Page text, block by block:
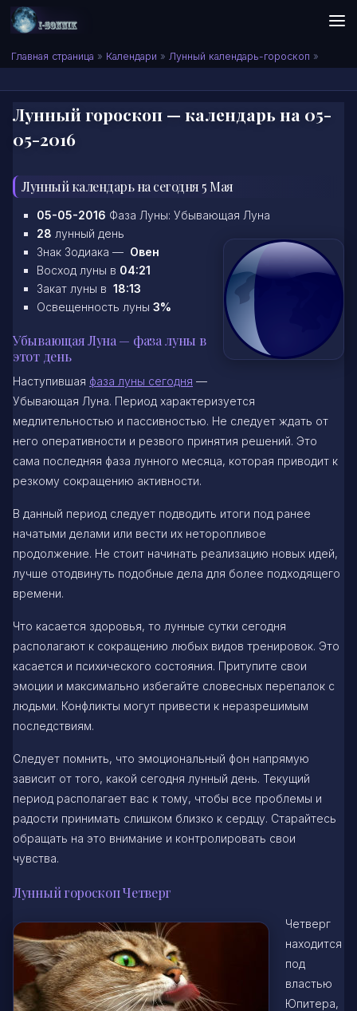
Skip to content
Сонник I-SONNIK.COM
Главная страница » Календари » Лунный календарь-гороскоп »
Лунный гороскоп — календарь на 05-
05-2016
Лунный календарь на сегодня 5 Мая
05-05-2016 Фаза Луны: Убывающая Луна
28 лунный день
Знак Зодиака — Овен
Восход луны в 04:21
Закат луны в 18:13
Освещенность луны 3%
Убывающая Луна — фаза луны в
этот день
Наступившая фаза луны сегодня —
Убывающая Луна. Период характеризуется
медлительностью и пассивностью. Не следует ждать от
него оперативности и резвого принятия решений. Это
сама последняя фаза лунного месяца, которая приводит к
резкому сокращению активности.
В данный период следует подводить итоги под ранее
начатыми делами или вести их неторопливое
продолжение. Не стоит начинать реализацию новых идей,
лучше отодвинуть подобные дела для более подходящего
времени.
Что касается здоровья, то лунные сутки сегодня
располагают к сокращению любых видов тренировок. Это
касается и психического состояния. Притупите свои
эмоции и максимально избегайте словесных перепалок с
людьми. Конфликты могут привести к неразрешимым
последствиям.
Следует помнить, что эмоциональный фон напрямую
зависит от того, какой сегодня лунный день. Текущий
период располагает вас к тому, чтобы все проблемы и
радости принимать слишком близко к сердцу. Старайтесь
обращать на это внимание и контролировать свои
чувства.
Лунный гороскоп Четверг
Четверг
находится
под
властью
Юпитера,